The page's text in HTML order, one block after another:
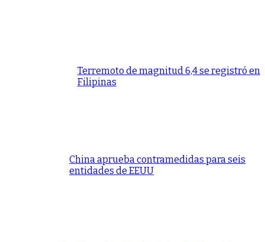
Terremoto de magnitud 6,4 se registró en
Filipinas
China aprueba contramedidas para seis
entidades de EEUU